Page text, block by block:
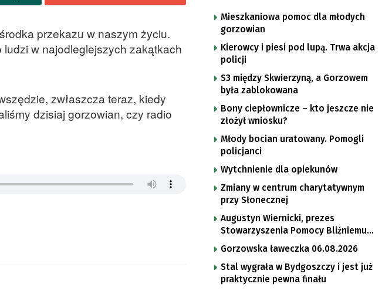
przekazu w naszym życiu.
w najodleglejszych zakątkach
zwłaszcza teraz, kiedy
dzisiaj gorzowian, czy radio
Mieszkaniowa pomoc dla młodych
gorzowian
Kierowcy i piesi pod lupą. Trwa akcja
policji
S3 między Skwierzyną, a Gorzowem
była zablokowana
Bony ciepłownicze – kto jeszcze nie
złożył wniosku?
Młody bocian uratowany. Pomogli
policjanci
Wytchnienie dla opiekunów
Zmiany w centrum charytatywnym
przy Słonecznej
Augustyn Wiernicki, prezes
Stowarzyszenia Pomocy Bliźniemu
im. Brata Krystyna
Gorzowska ławeczka 06.08.2026
Stal wygrała w Bydgoszczy i jest już
praktycznie pewna finału